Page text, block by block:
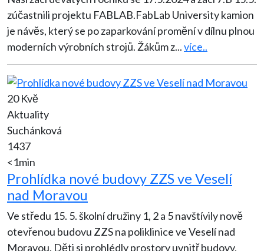
zúčastnili projektu FABLAB.FabLab University kamion
je návěs, který se po zaparkování promění v dílnu plnou
moderních výrobních strojů. Žákům z...více..
20 Kvě
Aktuality
Suchánková
1437
<1min
Prohlídka nové budovy ZZS ve Veselí
nad Moravou
Ve středu 15. 5. školní družiny 1, 2 a 5 navštívily nově
otevřenou budovu ZZS na poliklinice ve Veselí nad
Moravou. Děti si prohlédly prostory uvnitř budovy,